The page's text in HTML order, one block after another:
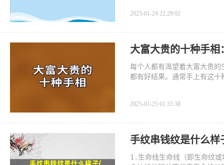
2025-01-24 22:29:02
大富大贵的十种手
每个人都有渴望着大富大贵
都有好结果。通常手上有这
2025-01-25 01:35:38
手纹串钱纹是什么
1.生命线生命线（即生命纹